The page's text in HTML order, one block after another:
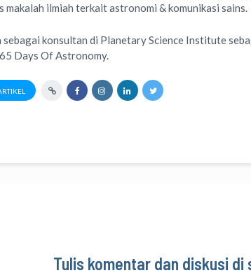
makalah ilmiah terkait astronomi &komunikasi sains.
konsultan di Planetary Science Institute
Days Of Astronomy.
Tulis komentar dan diskusi di